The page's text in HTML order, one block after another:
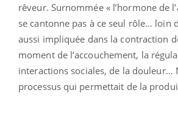
rêveur. Surnommée « l’hormone de
se cantonne pas à ce seul rôle… loin
aussi impliquée dans la contraction
moment de l’accouchement, la
interactions sociales, de la douleur…
processus qui permettait de la